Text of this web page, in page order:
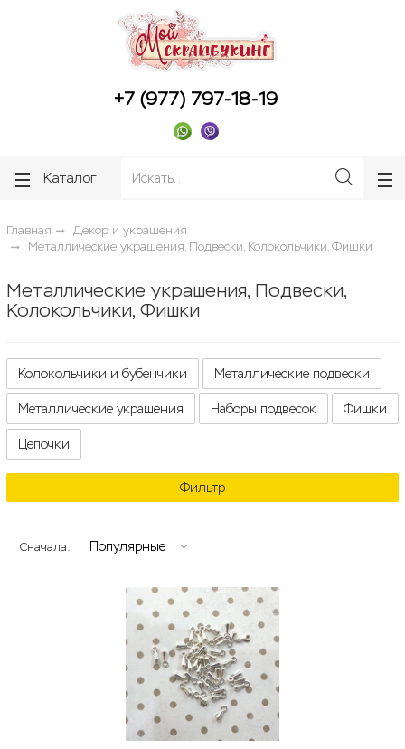
+7 (977) 797-18-19
Каталог
Главная
Декор и украшения
Металлические украшения, Подвески, Колокольчики, Фишки
Металлические украшения, Подвески,
Колокольчики, Фишки
Колокольчики и бубенчики Металлические подвески
Металлические украшения Наборы подвесок Фишки
Цепочки
Фильтр
Сначала: Популярные